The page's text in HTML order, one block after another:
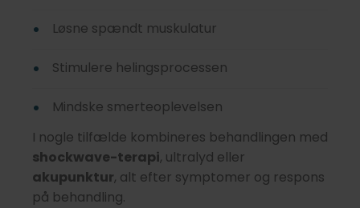
Løsne spændt muskulatur
Stimulere helingsprocessen
Mindske smerteoplevelsen
I nogle tilfælde kombineres behandlingen med
shockwave-terapi, ultralyd eller
akupunktur, alt efter symptomer og respons
på behandling.